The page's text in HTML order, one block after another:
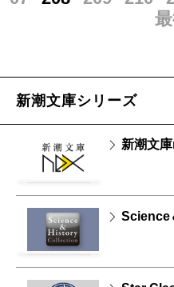
新潮文庫シリーズ
新潮文
Science